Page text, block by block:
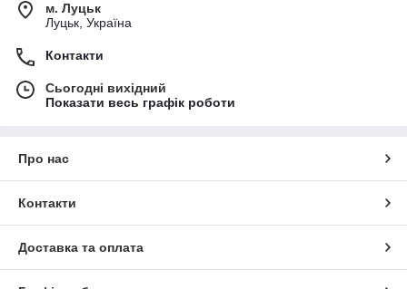
м. Луцьк
Луцьк, Україна
Контакти
Сьогодні вихідний
Показати весь графік роботи
Про нас
Контакти
Доставка та оплата